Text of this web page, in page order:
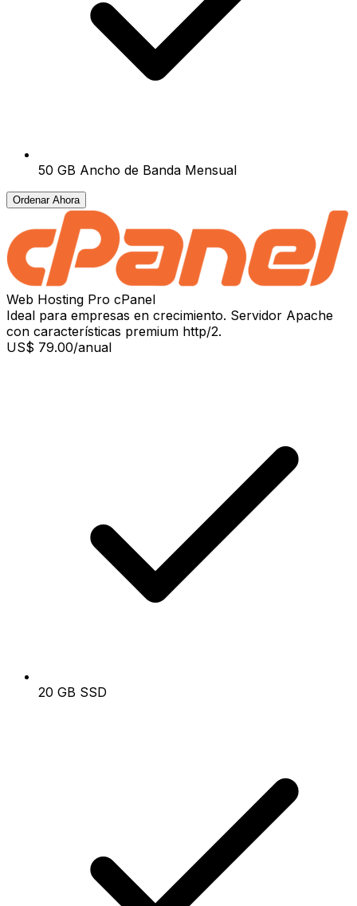
50 GB Ancho de Banda Mensual
Ordenar Ahora
Web Hosting Pro cPanel
Ideal para empresas en crecimiento. Servidor Apache
con características premium http/2.
US$ 79.00/anual
20 GB SSD